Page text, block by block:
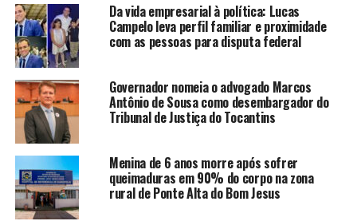
Da vida empresarial à política: Lucas
Campelo leva perfil familiar e proximidade
com as pessoas para disputa federal
Governador nomeia o advogado Marcos
Antônio de Sousa como desembargador do
Tribunal de Justiça do Tocantins
Menina de 6 anos morre após sofrer
queimaduras em 90% do corpo na zona
rural de Ponte Alta do Bom Jesus